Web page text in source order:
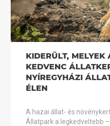
KIDERÜLT, MELYEK
KEDVENC
NYÍREGYHÁZI
ÉLEN
A hazai állat- és
Állatpark a legkedveltebb –